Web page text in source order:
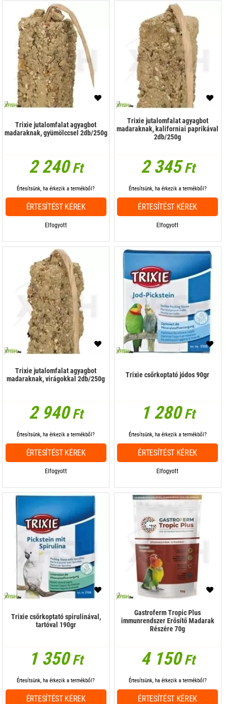
Trixie jutalomfalat agyagbot
madaraknak, gyümölccsel 2db/250g
2 240Ft
Elfogyott
Értesítsünk, ha érkezik a termékből?
ÉRTESÍTÉST KÉREK
Trixie jutalomfalat agyagbot
madaraknak, kaliforniai paprikával
2db/250g
2 345Ft
Elfogyott
Értesítsünk, ha érkezik a termékből?
ÉRTESÍTÉST KÉREK
Trixie jutalomfalat agyagbot
madaraknak, virágokkal 2db/250g
2 940Ft
Elfogyott
Értesítsünk, ha érkezik a termékből?
ÉRTESÍTÉST KÉREK
Trixie csőrkoptató jódos 90gr
1 280Ft
Elfogyott
Értesítsünk, ha érkezik a termékből?
ÉRTESÍTÉST KÉREK
Trixie csőrkoptató spirulinával,
tartóval 190gr
1 350Ft
Értesítsünk, ha érkezik a termékből?
ÉRTESÍTÉST KÉREK
Gastroferm Tropic Plus
immunrendszer Erősítő Madarak
Részére 70g
4 150Ft
Értesítsünk, ha érkezik a termékből?
ÉRTESÍTÉST KÉREK